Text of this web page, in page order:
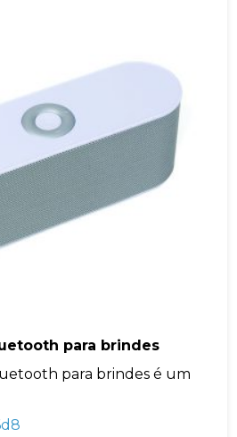
para brindes
para brindes é um